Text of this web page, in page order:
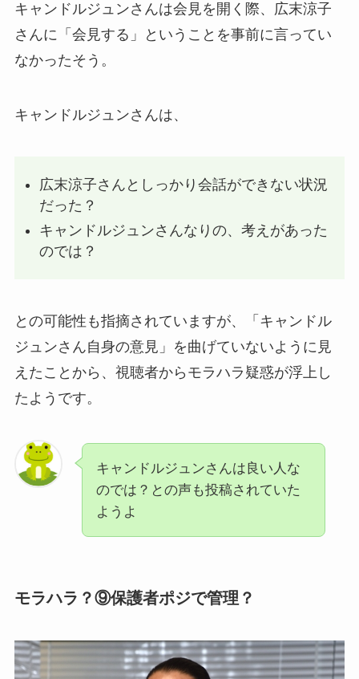
キャンドルジュンさんは会見を開く際、広末涼子
さんに「会見する」ということを事前に言ってい
なかったそう。
キャンドルジュンさんは、
広末涼子さんとしっかり会話ができない状況
だった？
キャンドルジュンさんなりの、考えがあった
のでは？
との可能性も指摘されていますが、「キャンドル
ジュンさん自身の意見」を曲げていないように見
えたことから、視聴者からモラハラ疑惑が浮上し
たようです。
キャンドルジュンさんは良い人な
のでは？との声も投稿されていた
ようよ
モラハラ？⑨保護者ポジで管理？